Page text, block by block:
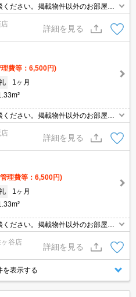
ださい。掲載物件以外のお部屋も
タッフが丁寧にご対応させていた
見学・接客可能です！お気軽にお
店
詳細を見る
理費等：6,500円)
1ヶ月
ださい。掲載物件以外のお部屋も
タッフが丁寧にご対応させていた
見学・接客可能です！お気軽にお
店
詳細を見る
理費等：6,500円)
1ヶ月
ださい。掲載物件以外のお部屋も
タッフが丁寧にご対応させていた
見学・接客可能です！お気軽にお
谷店
詳細を見る
を表示する